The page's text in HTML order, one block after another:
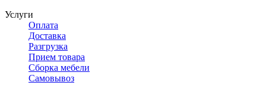
Услуги
Оплата
Доставка
Разгрузка
Прием товара
Сборка мебели
Самовывоз